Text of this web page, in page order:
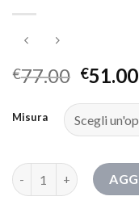
€77.00 €51.00
Misura
stivali senza tacco